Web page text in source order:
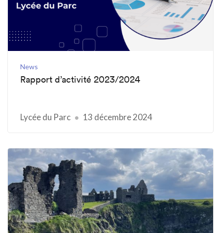
News
Rapport d’activité 2023/2024
Lycée du Parc 13 décembre 2024